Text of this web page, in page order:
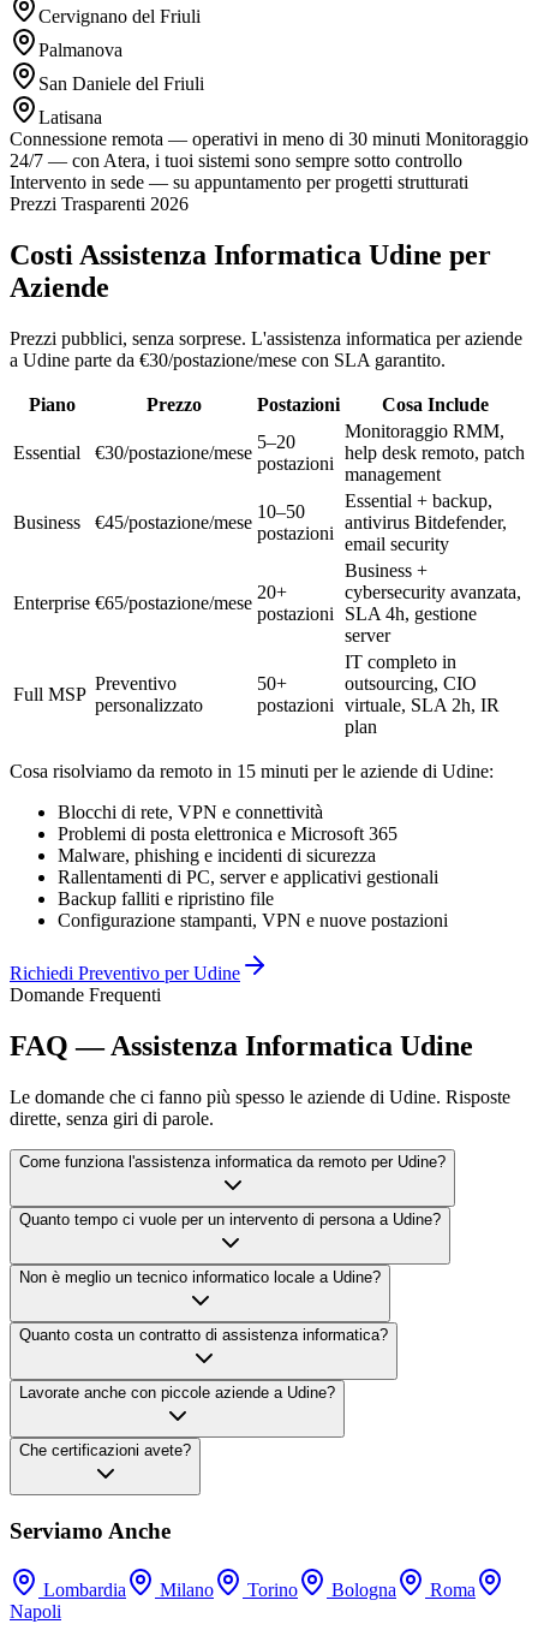
Cervignano del Friuli
Palmanova
San Daniele del Friuli
Latisana
Connessione remota — operativi in meno di 30 minuti Monitoraggio
24/7 — con Atera, i tuoi sistemi sono sempre sotto controllo
Intervento in sede — su appuntamento per progetti strutturati
Prezzi Trasparenti 2026
Costi Assistenza Informatica Udine per
Aziende
Prezzi pubblici, senza sorprese. L'assistenza informatica per aziende
a Udine parte da €30/postazione/mese con SLA garantito.
Piano Prezzo Postazioni Cosa Include
Essential €30/postazione/mese
5–20
postazioni
Monitoraggio RMM,
help desk remoto, patch
management
Business €45/postazione/mese
10–50
postazioni
Essential + backup,
antivirus Bitdefender,
email security
Enterprise €65/postazione/mese
20+
postazioni
Business +
cybersecurity avanzata,
SLA 4h, gestione
server
Full MSP
Preventivo
personalizzato
50+
postazioni
IT completo in
outsourcing, CIO
virtuale, SLA 2h, IR
plan
Cosa risolviamo da remoto in 15 minuti per le aziende di Udine:
Blocchi di rete, VPN e connettività
Problemi di posta elettronica e Microsoft 365
Malware, phishing e incidenti di sicurezza
Rallentamenti di PC, server e applicativi gestionali
Backup falliti e ripristino file
Configurazione stampanti, VPN e nuove postazioni
Richiedi Preventivo per Udine
Domande Frequenti
FAQ — Assistenza Informatica Udine
Le domande che ci fanno più spesso le aziende di Udine. Risposte
dirette, senza giri di parole.
Come funziona l'assistenza informatica da remoto per Udine?
Quanto tempo ci vuole per un intervento di persona a Udine?
Non è meglio un tecnico informatico locale a Udine?
Quanto costa un contratto di assistenza informatica?
Lavorate anche con piccole aziende a Udine?
Che certificazioni avete?
Serviamo Anche
Lombardia Milano Torino Bologna
Roma
Napoli